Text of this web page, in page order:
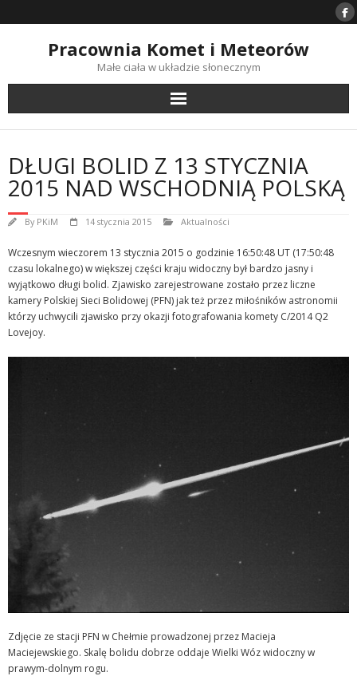
to
Pracownia Komet i Meteorów
Małe ciała w układzie słonecznym
DŁUGI BOLID Z 13 STYCZNIA
2015 NAD WSCHODNIĄ POLSKĄ
By PKiM 14 stycznia 2015 Aktualności
Wczesnym wieczorem 13 stycznia 2015 o godzinie 16:50:48 UT (17:50:48
czasu lokalnego) w większej części kraju widoczny był bardzo jasny i
wyjątkowo długi bolid. Zjawisko zarejestrowane zostało przez liczne
kamery Polskiej Sieci Bolidowej (PFN) jak też przez miłośników astronomii
którzy uchwycili zjawisko przy okazji fotografowania komety C/2014 Q2
Lovejoy.
Zdjęcie ze stacji PFN w Chełmie prowadzonej przez Macieja
Maciejewskiego. Skalę bolidu dobrze oddaje Wielki Wóz widoczny w
prawym-dolnym rogu.